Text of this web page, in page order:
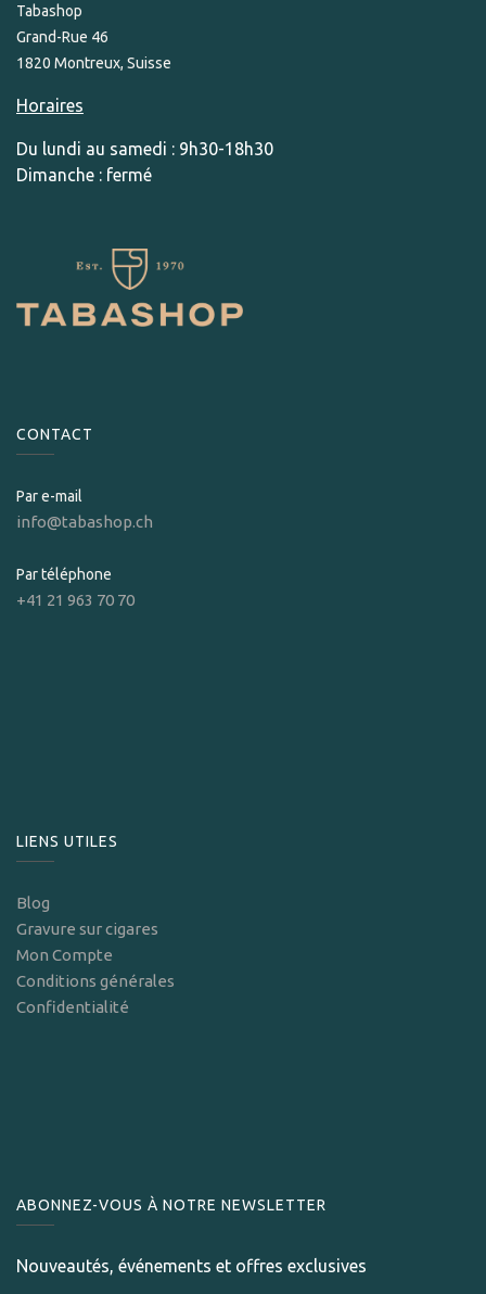
Tabashop
Grand-Rue 46
1820 Montreux, Suisse
Horaires
Du lundi au samedi : 9h30-18h30
Dimanche : fermé
CONTACT
Par e-mail
info@tabashop.ch
Par téléphone
+41 21 963 70 70
LIENS UTILES
Blog
Gravure sur cigares
Mon Compte
Conditions générales
Confidentialité
ABONNEZ-VOUS À NOTRE NEWSLETTER
Nouveautés, événements et offres exclusives